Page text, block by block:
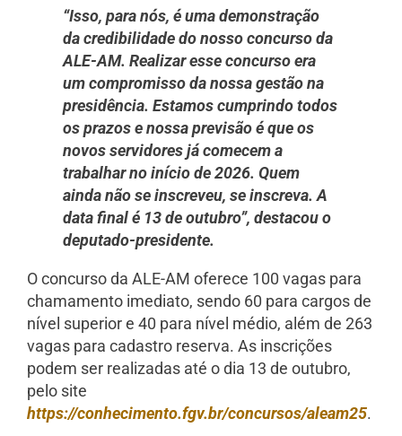
“Isso, para nós, é uma demonstração
da credibilidade do nosso concurso da
ALE-AM. Realizar esse concurso era
um compromisso da nossa gestão na
presidência. Estamos cumprindo todos
os prazos e nossa previsão é que os
novos servidores já comecem a
trabalhar no início de 2026. Quem
ainda não se inscreveu, se inscreva. A
data final é 13 de outubro”, destacou o
deputado-presidente.
O concurso da ALE-AM oferece 100 vagas para
chamamento imediato, sendo 60 para cargos de
nível superior e 40 para nível médio, além de 263
vagas para cadastro reserva. As inscrições
podem ser realizadas até o dia 13 de outubro,
pelo site
https://conhecimento.fgv.br/concursos/aleam25.